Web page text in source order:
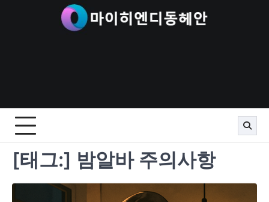
[태그:] 밤알바 주의사항